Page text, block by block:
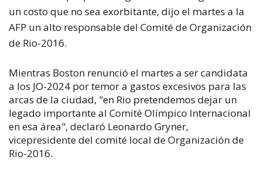
un costo que no sea exorbitante, dijo el martes a la
AFP un alto responsable del Comité de Organización
de Rio-2016.
Mientras Boston renunció el martes a ser candidata
a los JO-2024 por temor a gastos excesivos para las
arcas de la ciudad, "en Rio pretendemos dejar un
legado importante al Comité Olímpico Internacional
en esa área", declaró Leonardo Gryner,
vicepresidente del comité local de Organización de
Rio-2016.